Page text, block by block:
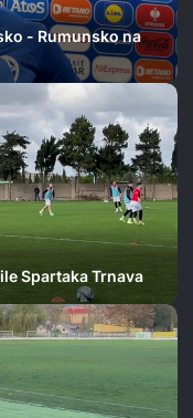
- Rumunsko na
Spartaka Trnava